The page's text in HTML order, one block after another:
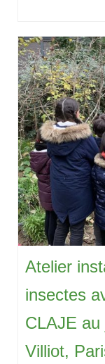
Atelier
insectes
CLAJE au
Villiot,